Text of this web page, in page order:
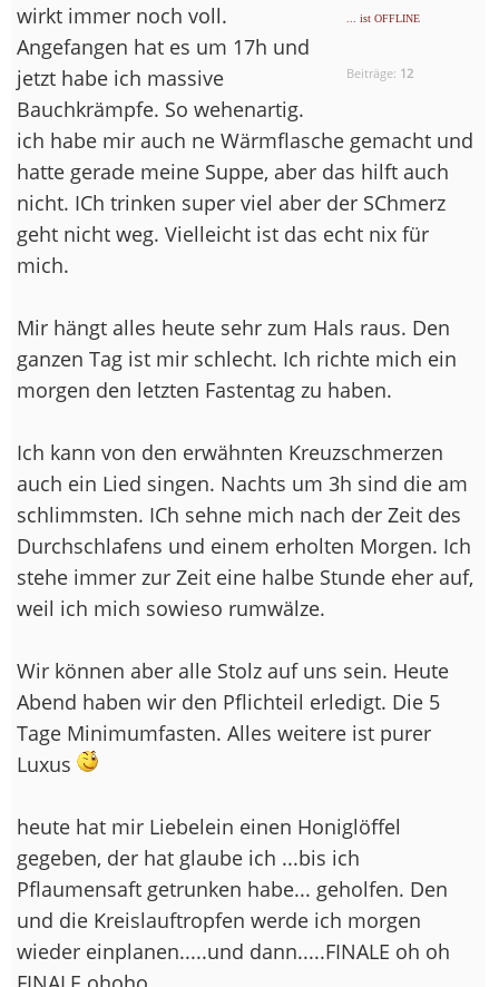
... ist OFFLINE
Beiträge: 12
wirkt immer noch voll.
Angefangen hat es um 17h und
jetzt habe ich massive
Bauchkrämpfe. So wehenartig.
ich habe mir auch ne Wärmflasche gemacht und
hatte gerade meine Suppe, aber das hilft auch
nicht. ICh trinken super viel aber der SChmerz
geht nicht weg. Vielleicht ist das echt nix für
mich.
Mir hängt alles heute sehr zum Hals raus. Den
ganzen Tag ist mir schlecht. Ich richte mich ein
morgen den letzten Fastentag zu haben.
Ich kann von den erwähnten Kreuzschmerzen
auch ein Lied singen. Nachts um 3h sind die am
schlimmsten. ICh sehne mich nach der Zeit des
Durchschlafens und einem erholten Morgen. Ich
stehe immer zur Zeit eine halbe Stunde eher auf,
weil ich mich sowieso rumwälze.
Wir können aber alle Stolz auf uns sein. Heute
Abend haben wir den Pflichteil erledigt. Die 5
Tage Minimumfasten. Alles weitere ist purer
Luxus
heute hat mir Liebelein einen Honiglöffel
gegeben, der hat glaube ich ...bis ich
Pflaumensaft getrunken habe... geholfen. Den
und die Kreislauftropfen werde ich morgen
wieder einplanen.....und dann.....FINALE oh oh